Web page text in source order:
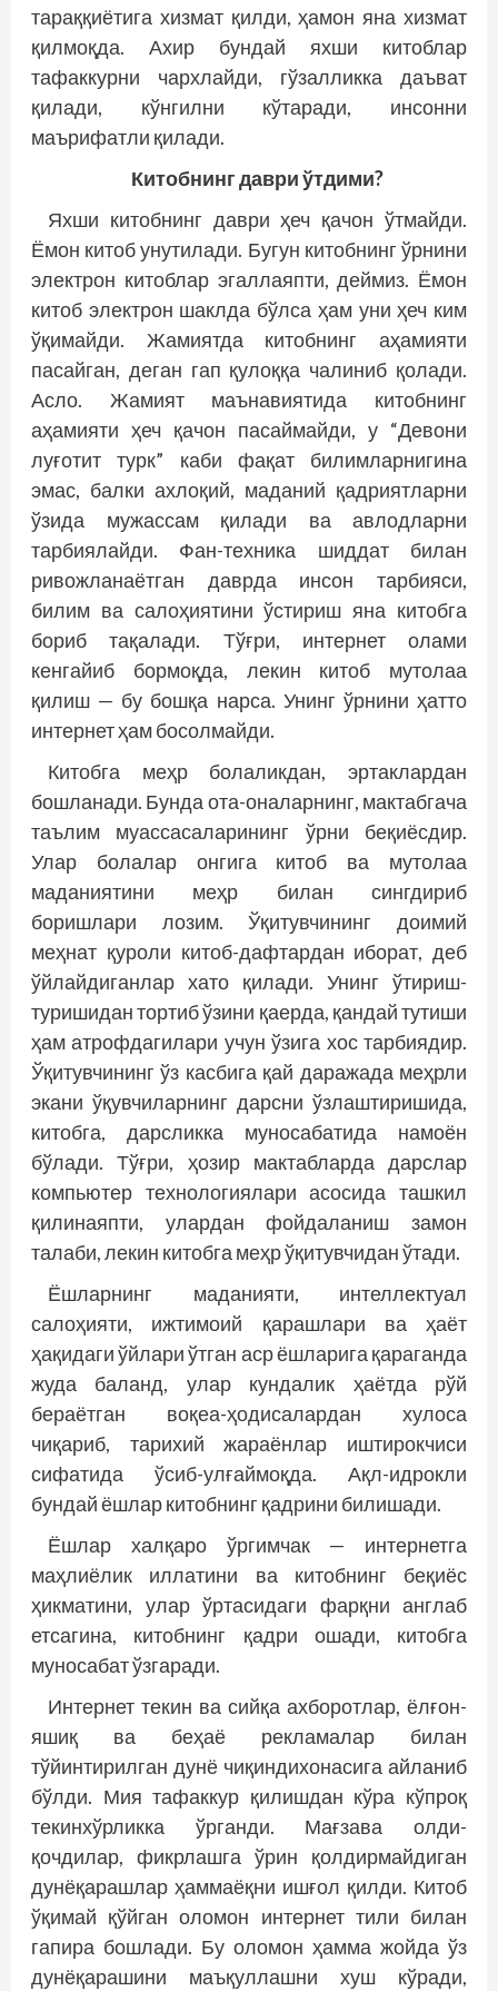
тараққиётига хизмат қилди, ҳамон яна хизмат
қилмоқда. Ахир бундай яхши китоблар
тафаккурни чархлайди, гўзалликка даъват
қилади, кўнгилни кўтаради, инсонни
маърифатли қилади.
Китобнинг даври ўтдими?
Яхши китобнинг даври ҳеч қачон ўтмайди.
Ёмон китоб унутилади. Бугун китобнинг ўрнини
электрон китоблар эгаллаяпти, деймиз. Ёмон
китоб электрон шаклда бўлса ҳам уни ҳеч ким
ўқимайди. Жамиятда китобнинг аҳамияти
пасайган, деган гап қулоққа чалиниб қолади.
Асло. Жамият маънавиятида китобнинг
аҳамияти ҳеч қачон пасаймайди, у “Девони
луғотит турк” каби фақат билимларнигина
эмас, балки ахлоқий, маданий қадриятларни
ўзида мужассам қилади ва авлодларни
тарбиялайди. Фан-техника шиддат билан
ривожланаётган даврда инсон тарбияси,
билим ва салоҳиятини ўстириш яна китобга
бориб тақалади. Тўғри, интернет олами
кенгайиб бормоқда, лекин китоб мутолаа
қилиш — бу бошқа нарса. Унинг ўрнини ҳатто
интернет ҳам босолмайди.
Китобга меҳр болаликдан, эртаклардан
бошланади. Бунда ота-оналарнинг, мактабгача
таълим муассасаларининг ўрни беқиёсдир.
Улар болалар онгига китоб ва мутолаа
маданиятини меҳр билан сингдириб
боришлари лозим. Ўқитувчининг доимий
меҳнат қуроли китоб-дафтардан иборат, деб
ўйлайдиганлар хато қилади. Унинг ўтириш-
туришидан тортиб ўзини қаерда, қандай тутиши
ҳам атрофдагилари учун ўзига хос тарбиядир.
Ўқитувчининг ўз касбига қай даражада меҳрли
экани ўқувчиларнинг дарсни ўзлаштиришида,
китобга, дарсликка муносабатида намоён
бўлади. Тўғри, ҳозир мактабларда дарслар
компьютер технологиялари асосида ташкил
қилинаяпти, улардан фойдаланиш замон
талаби, лекин китобга меҳр ўқитувчидан ўтади.
Ёшларнинг маданияти, интеллектуал
салоҳияти, ижтимоий қарашлари ва ҳаёт
ҳақидаги ўйлари ўтган аср ёшларига қараганда
жуда баланд, улар кундалик ҳаётда рўй
бераётган воқеа-ҳодисалардан хулоса
чиқариб, тарихий жараёнлар иштирокчиси
сифатида ўсиб-улғаймоқда. Ақл-идрокли
бундай ёшлар китобнинг қадрини билишади.
Ёшлар халқаро ўргимчак — интернетга
маҳлиёлик иллатини ва китобнинг беқиёс
ҳикматини, улар ўртасидаги фарқни англаб
етсагина, китобнинг қадри ошади, китобга
муносабат ўзгаради.
Интернет текин ва сийқа ахборотлар, ёлғон-
яшиқ ва беҳаё рекламалар билан
тўйинтирилган дунё чиқиндихонасига айланиб
бўлди. Мия тафаккур қилишдан кўра кўпроқ
текинхўрликка ўрганди. Мағзава олди-
қочдилар, фикрлашга ўрин қолдирмайдиган
дунёқарашлар ҳаммаёқни ишғол қилди. Китоб
ўқимай қўйган оломон интернет тили билан
гапира бошлади. Бу оломон ҳамма жойда ўз
дунёқарашини маъқуллашни хуш кўради,